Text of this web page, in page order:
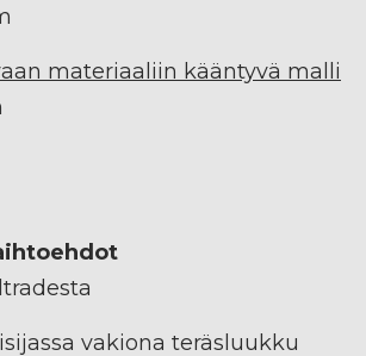
materiaaliin kääntyvä malli
vakiona teräsluukku